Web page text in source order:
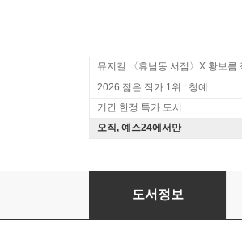
2026 젊은 작가 1위 : 청예
기간 한정 특가 도서
오직, 예스24에서만
블랙 피싱 (큰글자책)
도서정보